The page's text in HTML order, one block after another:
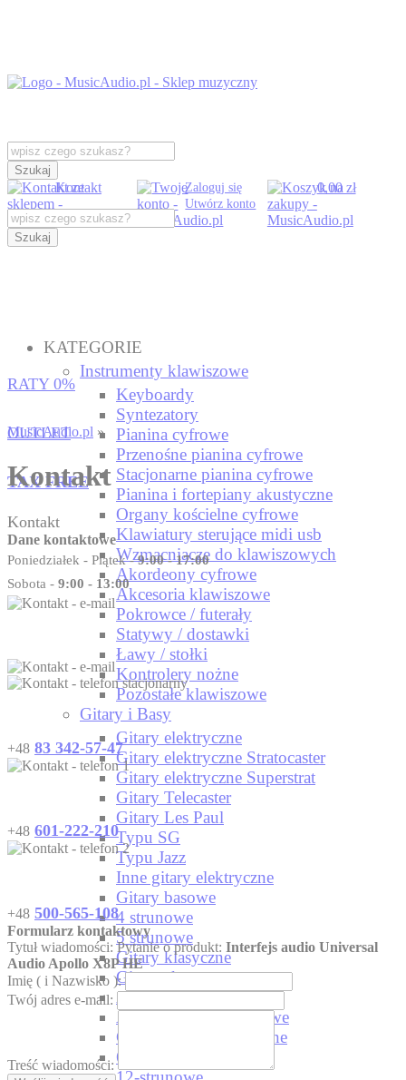
Szukaj
Kontakt
Zaloguj się
Utwórz konto
0,00 zł
Szukaj
KATEGORIE
Instrumenty klawiszowe
Keyboardy
Syntezatory
Pianina cyfrowe
Przenośne pianina cyfrowe
Stacjonarne pianina cyfrowe
Pianina i fortepiany akustyczne
Organy kościelne cyfrowe
Klawiatury sterujące midi usb
Wzmacniacze do klawiszowych
Akordeony cyfrowe
Akcesoria klawiszowe
Pokrowce / futerały
Statywy / dostawki
Ławy / stołki
Kontrolery nożne
Pozostałe klawiszowe
Gitary i Basy
Gitary elektryczne
Gitary elektryczne Stratocaster
Gitary elektryczne Superstrat
Gitary Telecaster
Gitary Les Paul
Typu SG
Typu Jazz
Inne gitary elektryczne
Gitary basowe
4 strunowe
5 strunowe
Gitary klasyczne
Gitary akustyczne
Akustyczne 6-strunowe
Akustyczne 12-strunowe
Gitary elektroakustyczne
6-strunowe
RATY 0%
OUTLET
TAX FREE
MusicAudio.pl »
Kontakt
Kontakt
Dane kontaktowe
Poniedziałek - Piątek -9:00 - 17:00
Sobota - 9:00 - 13:00
+48 83 342-57-47
+48 601-222-210
+48 500-565-108
Formularz kontaktowy
Tytuł wiadomości: Pytanie o produkt: Interfejs audio Universal
Audio Apollo X8P HE
Imię ( i Nazwisko ):
Twój adres e-mail:
Treść wiadomości: